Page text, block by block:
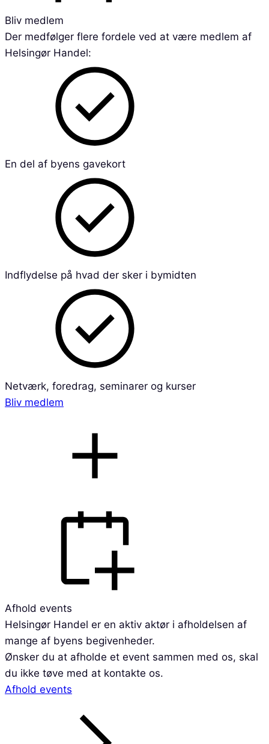
Bliv medlem
Der medfølger flere fordele ved at være medlem af
Helsingør Handel:
En del af byens gavekort
Indflydelse på hvad der sker i bymidten
Netværk, foredrag, seminarer og kurser
Bliv medlem
Afhold events
Helsingør Handel er en aktiv aktør i afholdelsen af
mange af byens begivenheder.
Ønsker du at afholde et event sammen med os, skal
du ikke tøve med at kontakte os.
Afhold events